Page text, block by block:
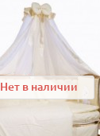
Нет в наличии